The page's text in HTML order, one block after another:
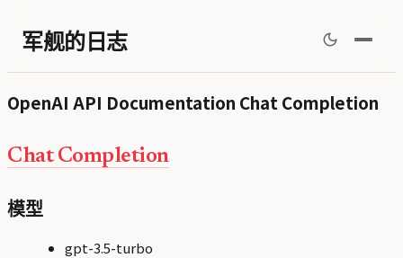
军舰的日志
OpenAI API Documentation Chat Completion
Chat Completion
模型
gpt-3.5-turbo